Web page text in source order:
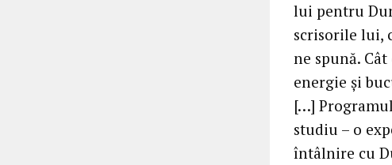
lui pentru
scrisorile lui,
ne spună.
energie și
[…]
studiu – o
întâlnire cu